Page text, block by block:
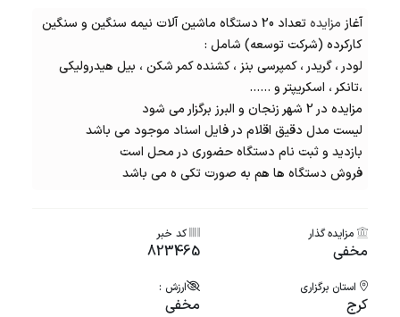
آغاز مزایده
تعداد 20 دستگاه ماشین آلات نیمه سنگین و سنگین
کارکرده (شرکت توسعه) شامل :
لودر ، گریدر ، کمپرسی بنز ، کشنده کمر شکن ، بیل هیدرولیکی
،تانکر ، اسکریپتر و ......
مزایده در 2 شهر زنجان و البرز برگزار می شود
لیست مدل دقیق اقلام در فایل اسناد موجود می باشد
بازدید و ثبت نام دستگاه حضوری در محل است
فروش دستگاه ها هم به صورت تکی ه می باشد
مزایده گذار
مخفی
کد خبر
823465
استان برگزاری
کرج
ارزش :
مخفی